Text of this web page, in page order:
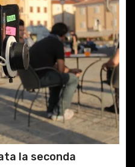
la seconda